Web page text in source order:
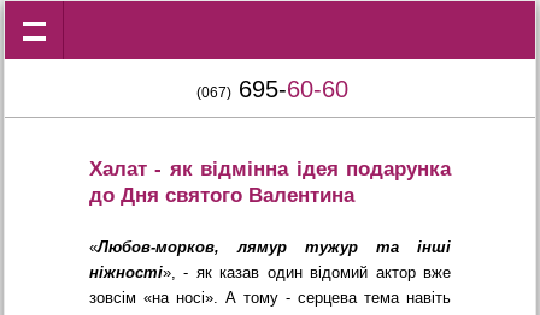
(067) 695-60-60
Халат - як відмінна ідея подарунка
до Дня святого Валентина
«Любов-морков, лямур тужур та інші
ніжності», - як казав один відомий актор вже
зовсім «на носі». А тому - серцева тема навіть